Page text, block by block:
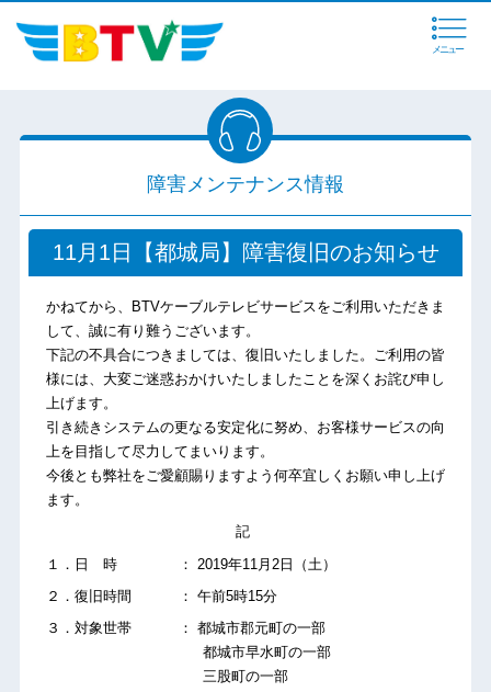
メニュー
障害メンテナンス情報
11月1日【都城局】障害復旧のお知らせ
かねてから、BTVケーブルテレビサービスをご利用いただきま
して、誠に有り難うございます。
下記の不具合につきましては、復旧いたしました。ご利用の皆
様には、大変ご迷惑おかけいたしましたことを深くお詫び申し
上げます。
引き続きシステムの更なる安定化に努め、お客様サービスの向
上を目指して尽力してまいります。
今後とも弊社をご愛顧賜りますよう何卒宜しくお願い申し上げ
ます。
記
１．日 時 ： 2019年11月2日（土）
２．復旧時間 ： 午前5時15分
３．対象世帯 ： 都城市郡元町の一部
都城市早水町の一部
三股町の一部